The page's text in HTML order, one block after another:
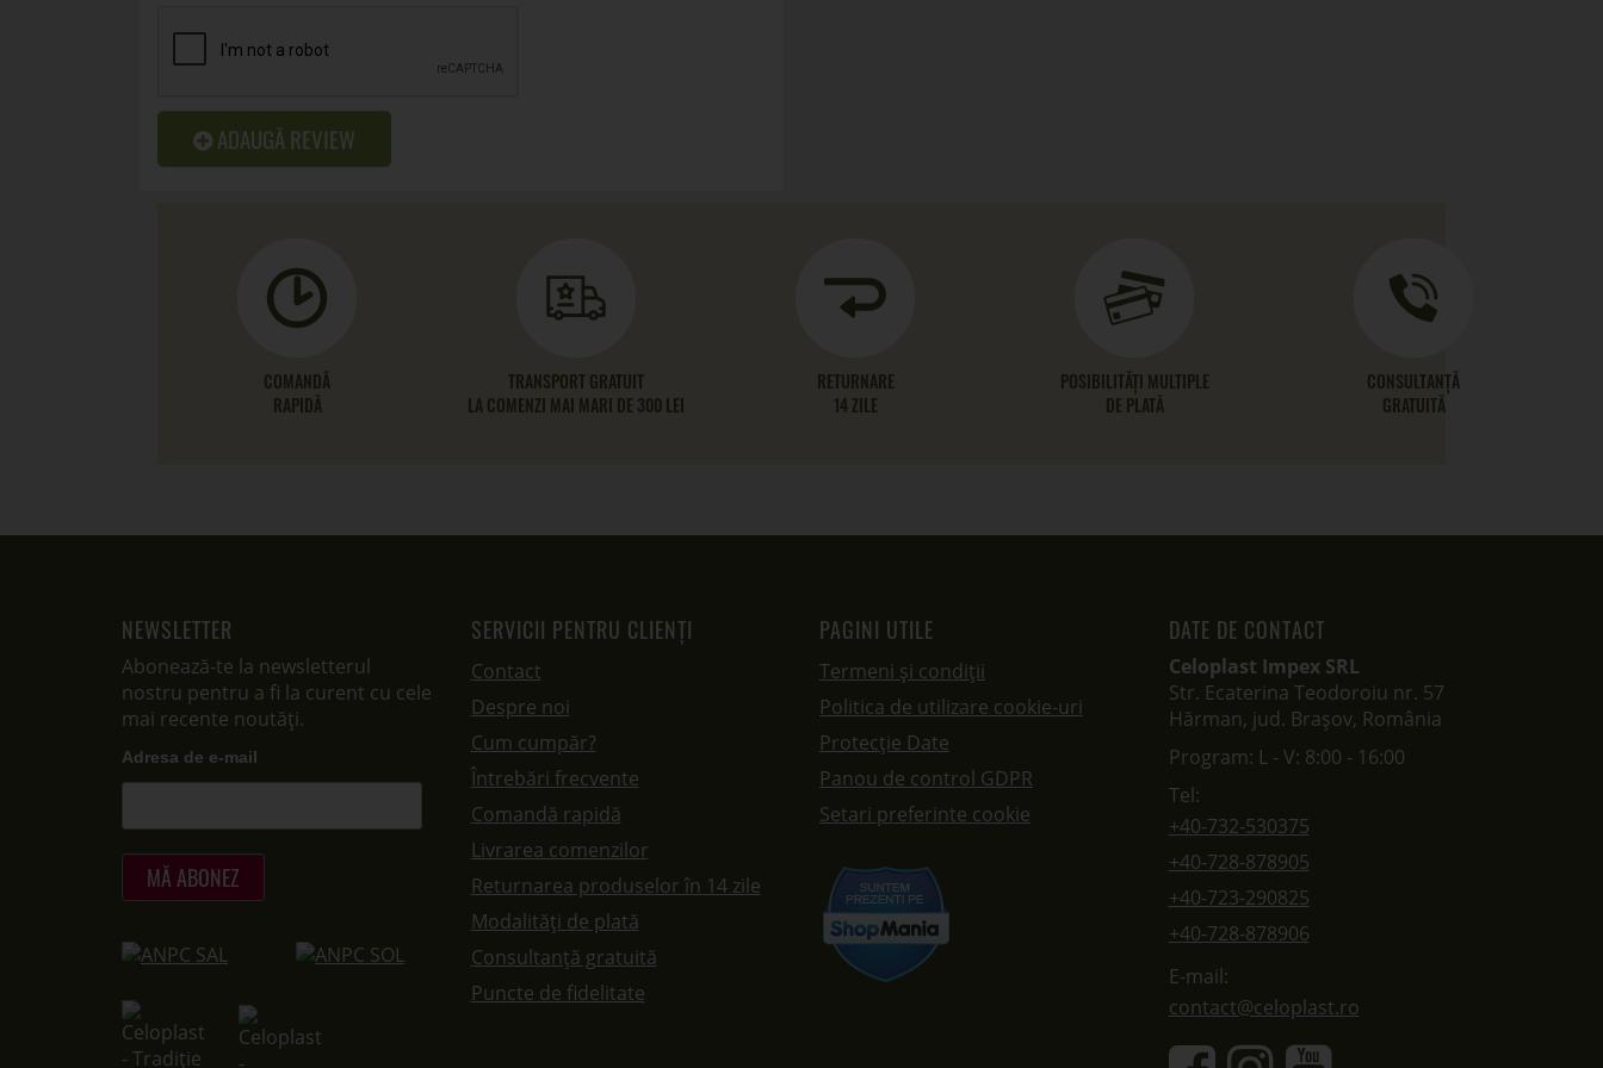
ADAUGĂ REVIEW
COMANDĂ
RAPIDĂ
TRANSPORT GRATUIT
LA COMENZI MAI MARI DE 300 LEI
RETURNARE
14 ZILE
POSIBILITĂȚI MULTIPLE
DE PLATĂ
CONSULTANȚĂ
GRATUITĂ
NEWSLETTER
Abonează-te la newsletterul
nostru pentru a fi la curent cu cele
mai recente noutăți.
Adresa de e-mail
SERVICII PENTRU CLIENȚI
Contact
Despre noi
Cum cumpăr?
Întrebări frecvente
Comandă rapidă
Livrarea comenzilor
Returnarea produselor în 14 zile
Modalități de plată
Consultanță gratuită
Puncte de fidelitate
PAGINI UTILE
Termeni și condiții
Politica de utilizare cookie-uri
Protecție Date
Panou de control GDPR
Setari preferinte cookie
DATE DE CONTACT
Celoplast Impex SRL
Str. Ecaterina Teodoroiu nr. 57
Hărman, jud. Brașov, România
Program: L - V: 8:00 - 16:00
Tel:
+40-732-530375
+40-728-878905
+40-723-290825
+40-728-878906
E-mail:
contact@celoplast.ro